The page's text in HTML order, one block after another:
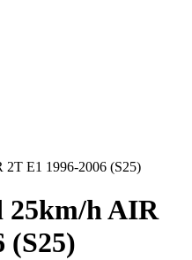
2T E1 1996-2006 (S25)
25km/h AIR
(S25)